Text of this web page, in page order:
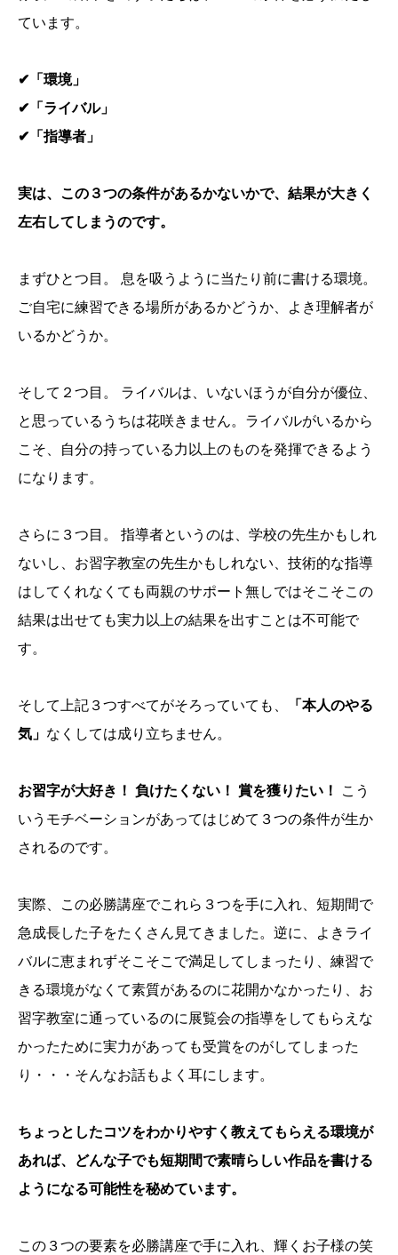
ています。
✔「環境」
✔「ライバル」
✔「指導者」
実は、この３つの条件があるかないかで、結果が大きく
左右してしまうのです。
まずひとつ目。 息を吸うように当たり前に書ける環境。
ご自宅に練習できる場所があるかどうか、よき理解者が
いるかどうか。
そして２つ目。 ライバルは、いないほうが自分が優位、
と思っているうちは花咲きません。ライバルがいるから
こそ、自分の持っている力以上のものを発揮できるよう
になります。
さらに３つ目。 指導者というのは、学校の先生かもしれ
ないし、お習字教室の先生かもしれない、技術的な指導
はしてくれなくても両親のサポート無しではそこそこの
結果は出せても実力以上の結果を出すことは不可能で
す。
そして上記３つすべてがそろっていても、
「本人のやる
気」 なくしては成り立ちません。
お習字が大好き！ 負けたくない！ 賞を獲りたい！
こう
いうモチベーションがあってはじめて３つの条件が生か
されるのです。
実際、この必勝講座でこれら３つを手に入れ、短期間で
急成長した子をたくさん見てきました。逆に、よきライ
バルに恵まれずそこそこで満足してしまったり、練習で
きる環境がなくて素質があるのに花開かなかったり、お
習字教室に通っているのに展覧会の指導をしてもらえな
かったために実力があっても受賞をのがしてしまった
り・・・そんなお話もよく耳にします。
ちょっとしたコツをわかりやすく教えてもらえる環境が
あれば、どんな子でも短期間で素晴らしい作品を書ける
ようになる可能性を秘めています。
この３つの要素を必勝講座で手に入れ、輝くお子様の笑